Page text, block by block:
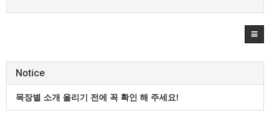
Notice
목장별 소개 올리기 전에 꼭 확인 해 주세요!